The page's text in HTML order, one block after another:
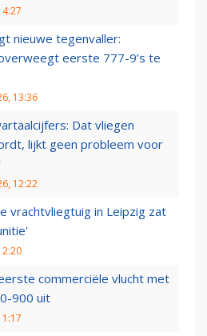
nieuwe tegenvaller:
eerste 777-9’s te
13:36
Dat vliegen
lijkt geen probleem voor
12:22
vrachtvliegtuig in Leipzig zat
commerciële vlucht met
900 uit